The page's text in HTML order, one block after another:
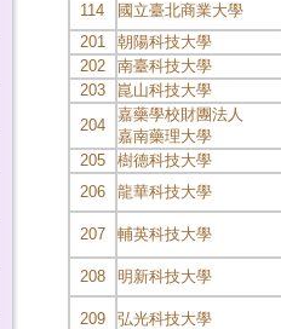
114
國立臺北商業大學
201
朝陽科技大學
202
南臺科技大學
203
崑山科技大學
204
嘉藥學校財團法人
嘉南藥理大學
205
樹德科技大學
206
龍華科技大學
207 輔英科技大學
208
明新科技大學
209 弘光科技大學